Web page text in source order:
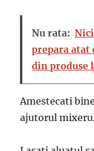
Nu rata:
prepara atat
din produse
Amestecati
ajutorul